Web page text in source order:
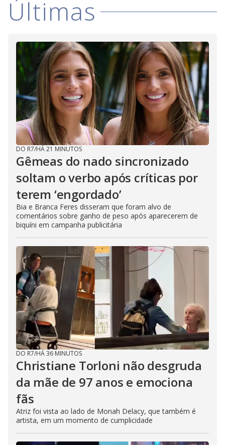
Últimas
DO R7/HÁ 21 MINUTOS
Gêmeas do nado sincronizado
soltam o verbo após críticas por
terem ‘engordado’
Bia e Branca Feres disseram que foram alvo de
comentários sobre ganho de peso após aparecerem de
biquíni em campanha publicitária
DO R7/HÁ 36 MINUTOS
Christiane Torloni não desgruda
da mãe de 97 anos e emociona
fãs
Atriz foi vista ao lado de Monah Delacy, que também é
artista, em um momento de cumplicidade